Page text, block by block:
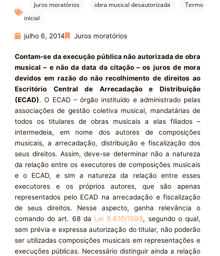
Juros moratórios obra musical desautorizada
Termo
inicial
julho 6, 2014 Juros moratórios
Contam-se da execução pública não autorizada de obra
musical – e não da data da citação – os juros de mora
devidos em razão do não recolhimento de direitos ao
Escritório Central de Arrecadação e Distribuição
(ECAD). O ECAD – órgão instituído e administrado pelas
associações de gestão coletiva musical, mandatárias de
todos os titulares de obras musicais a elas filiados –
intermedeia, em nome dos autores de composições
musicais, a arrecadação, distribuição e fiscalização dos
seus direitos. Assim, deve-se determinar não a natureza
da relação entre os executores de composições musicais
e o ECAD, e sim a natureza da relação entre esses
executores e os próprios autores, que são apenas
representados pelo ECAD na arrecadação e fiscalização
de seus direitos. Nesse aspecto, ganha relevância o
comando do art. 68 da Lei 9.610/1998, segundo o qual,
sem prévia e expressa autorização do titular, não poderão
ser utilizadas composições musicais em representações e
execuções públicas. Necessário distinguir ainda a relação